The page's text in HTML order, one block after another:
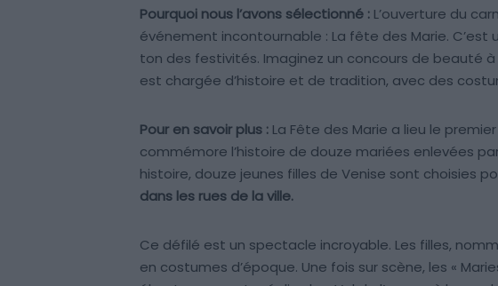
Pourquoi nous l’avons sélectionné : L’ouverture du
événement incontournable : La fête des Marie. C’est
ton des festivités. Imaginez un concours de beauté à
est chargée d’histoire et de tradition, avec des
Pour en savoir plus : La Fête des Marie a lieu le
commémore l’histoire de douze mariées enlevées
histoire, douze jeunes filles de Venise sont choisies
dans les rues de la ville.
Ce défilé est un spectacle incroyable. Les filles,
en costumes d’époque. Une fois sur scène, les «